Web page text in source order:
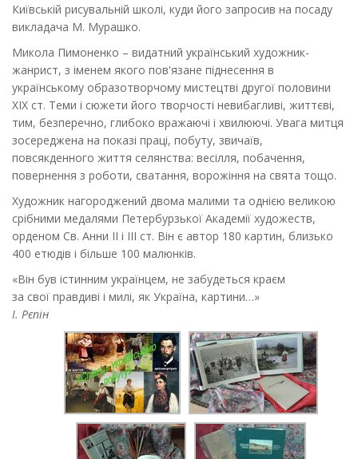
Київській рисувальній школі, куди його запросив на посаду
викладача М. Мурашко.
Микола Пимоненко – видатний український художник-
жанрист, з іменем якого пов'язане піднесення в
українському образотворчому мистецтві другої половини
XIX ст. Теми і сюжети його творчості невибагливі, життєві,
тим, безперечно, глибоко вражаючі і хвилюючі. Увага митця
зосереджена на показі праці, побуту, звичаїв,
повсякденного життя селянства: весілля, побачення,
повернення з роботи, сватання, ворожіння на свята тощо.
Художник нагороджений двома малими та однією великою
срібними медалями Петербурзької Академії художеств,
орденом Св. Анни II і III ст. Він є автор 180 картин, близько
400 етюдів і більше 100 малюнків.
«Він був істинним українцем, не забудеться краєм
за свої правдиві і милі, як Україна, картини…»
І. Рєпін